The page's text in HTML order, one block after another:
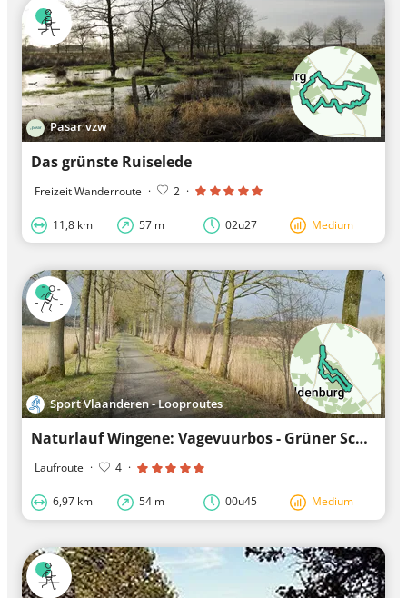
Pasar vzw
Das grünste Ruiselede
Freizeit Wanderroute · 2 ·
11,8 km 57 m 02u27 Medium
Sport Vlaanderen - Looproutes
Naturlauf Wingene: Vagevuurbos - Grüner Schleife
Laufroute · 4 ·
6,97 km 54 m 00u45 Medium